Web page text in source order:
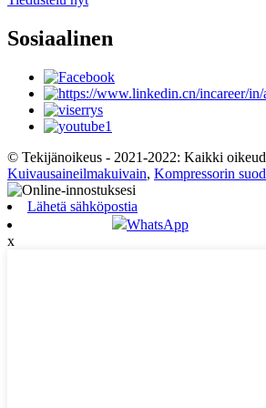
Sosiaalinen
© Tekijänoikeus - 2021-2022: Kaikki
Kuivausaineilmakuivain, Kompressorin
Lähetä sähköpostia
WhatsApp
x